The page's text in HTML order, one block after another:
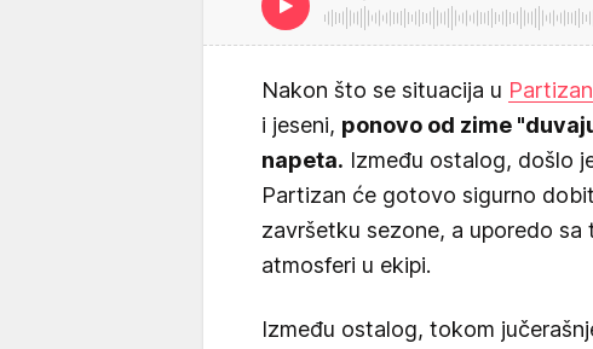
Nakon što se situacija u
i jeseni, ponovo od zime
napeta. Između ostalog, došlo
Partizan će gotovo sigurno
završetku sezone, a uporedo
atmosferi u ekipi.
Između ostalog, tokom